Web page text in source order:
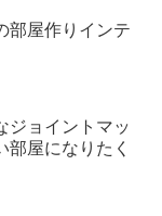
部屋作りインテ
ジョイントマッ
部屋になりたく